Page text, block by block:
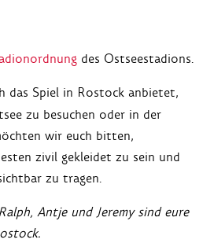
des Ostseestadions.
das Spiel in Rostock anbietet,
zu besuchen oder in der
wir euch bitten,
zivil gekleidet zu sein und
zu tragen.
Antje und Jeremy sind eure